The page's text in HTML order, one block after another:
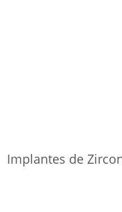
Implantes de